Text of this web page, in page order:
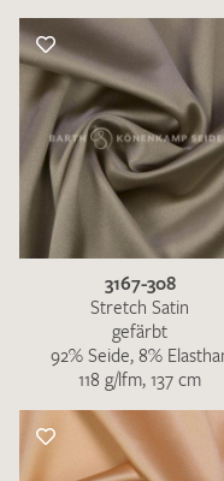
3167-308
Stretch Satin
gefärbt
92% Seide, 8%
118 g/lfm, 137 cm